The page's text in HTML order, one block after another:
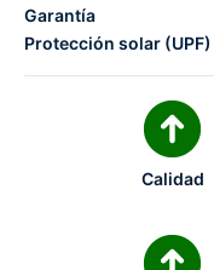
Garantía
Protección solar (UPF)
Calidad